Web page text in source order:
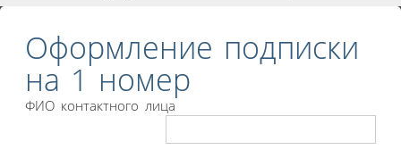
Оформление подписки
на 1 номер
ФИО контактного лица